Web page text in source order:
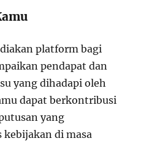
platform bagi
pendapat dan
yang dihadapi oleh
dapat berkontribusi
yang
kebijakan di masa